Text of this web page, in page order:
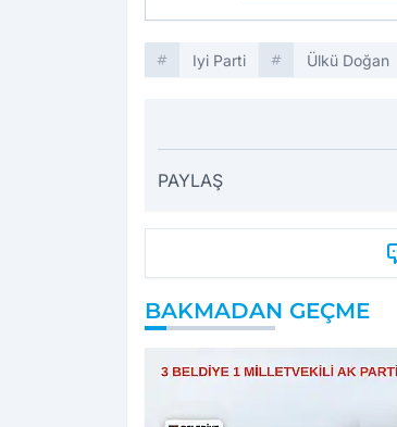
Iyi Parti Ülkü Doğan
PAYLAŞ
BAKMADAN GEÇME